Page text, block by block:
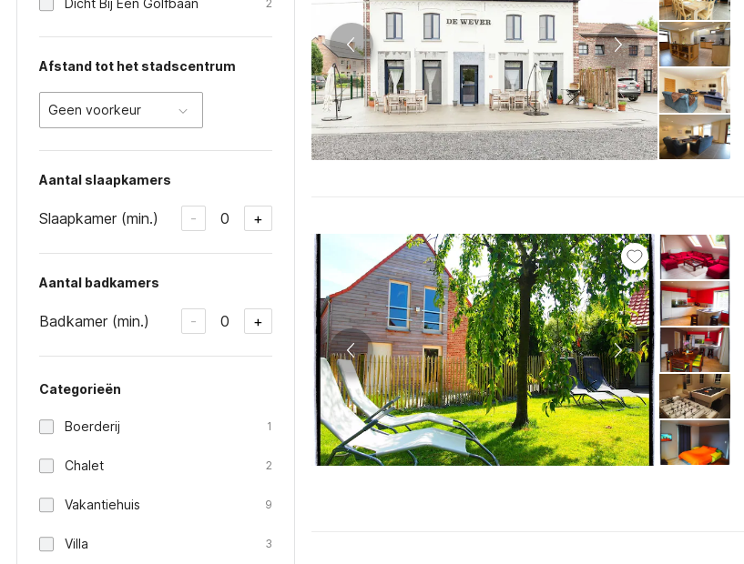
Dicht Bij Een Golfbaan 2
Afstand tot het stadscentrum
Geen voorkeur
Aantal slaapkamers
Slaapkamer (min.) - 0 +
Aantal badkamers
Badkamer (min.) - 0 +
Categorieën
Boerderij 1
Chalet 2
Vakantiehuis 9
Villa 3